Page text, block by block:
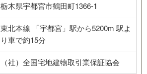
栃木県宇都宮市鶴田町1366-1
東北本線 「宇都宮」駅から5200m 駅よ
り車で約15分
（社）全国宅地建物取引業保証協会